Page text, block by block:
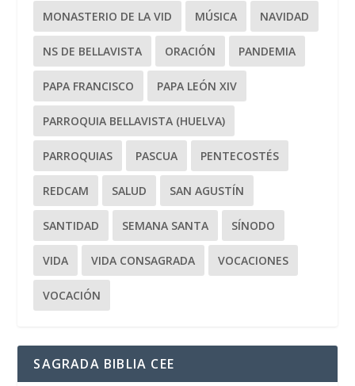
MONASTERIO DE LA VID MÚSICA NAVIDAD
NS DE BELLAVISTA ORACIÓN PANDEMIA
PAPA FRANCISCO PAPA LEÓN XIV
PARROQUIA BELLAVISTA (HUELVA)
PARROQUIAS PASCUA PENTECOSTÉS
REDCAM SALUD SAN AGUSTÍN
SANTIDAD SEMANA SANTA SÍNODO
VIDA VIDA CONSAGRADA VOCACIONES
VOCACIÓN
SAGRADA BIBLIA CEE